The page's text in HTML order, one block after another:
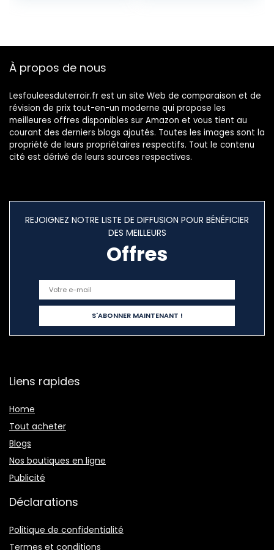
Zones de Danger
À propos de nous
Lesfouleesduterroir.fr est un site Web de comparaison et de
révision de prix tout-en-un moderne qui propose les
meilleures offres disponibles sur Amazon et vous tient au
courant des derniers blogs ajoutés. Toutes les images sont la
propriété de leurs propriétaires respectifs. Tout le contenu
cité est dérivé de leurs sources respectives.
REJOIGNEZ NOTRE LISTE DE DIFFUSION POUR BÉNÉFICIER
DES MEILLEURS
Offres
Liens rapides
Home
Tout acheter
Blogs
Nos boutiques en ligne
Publicité
Déclarations
Politique de confidentialité
Termes et conditions